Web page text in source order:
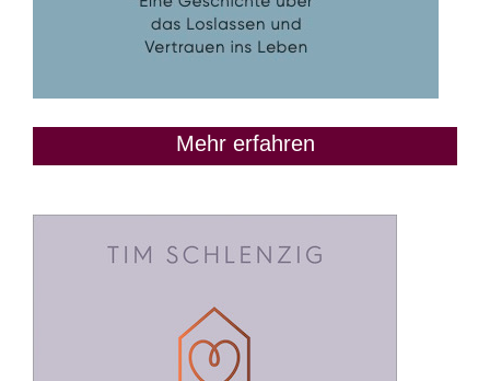
Mehr erfahren